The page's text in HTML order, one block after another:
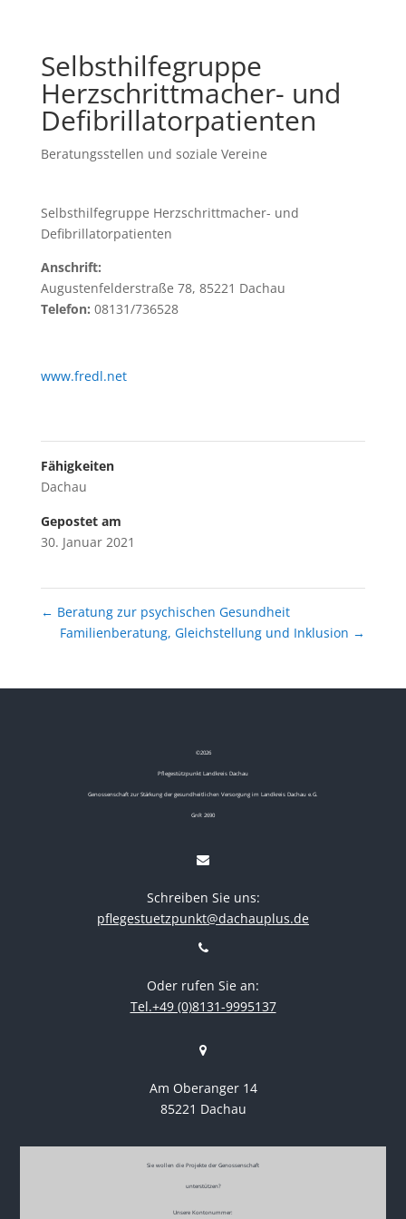
Selbsthilfegruppe
Herzschrittmacher- und
Defibrillatorpatienten
Beratungsstellen und soziale Vereine
Selbsthilfegruppe Herzschrittmacher- und
Defibrillatorpatienten
Anschrift:
Augustenfelderstraße 78, 85221 Dachau
Telefon: 08131/736528
www.fredl.net
Fähigkeiten
Dachau
Gepostet am
30. Januar 2021
← Beratung zur psychischen Gesundheit
Familienberatung, Gleichstellung und Inklusion →
©2026
Pflegestützpunkt Landkreis Dachau
Genossenschaft zur Stärkung der gesundheitlichen Versorgung im Landkreis Dachau e.G.
GnR 2690
Schreiben Sie uns:
pflegestuetzpunkt@dachauplus.de
Oder rufen Sie an:
Tel.+49 (0)8131-9995137
Am Oberanger 14
85221 Dachau
Sie wollen die Projekte der Genossenschaft
unterstützen?
Unsere Kontonummer: